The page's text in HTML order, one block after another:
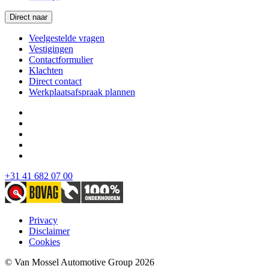
Direct naar
Veelgestelde vragen
Vestigingen
Contactformulier
Klachten
Direct contact
Werkplaatsafspraak plannen
+31 41 682 07 00
Privacy
Disclaimer
Cookies
© Van Mossel Automotive Group 2026